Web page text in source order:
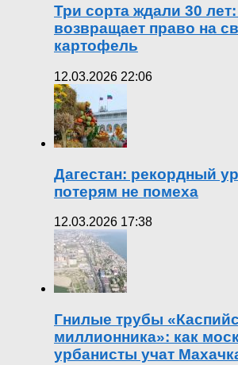
Три сорта ждали 30
возвращает право на
картофель
12.03.2026 22:06
Дагестан: рекордный
потерям не помеха
12.03.2026 17:38
Гнилые трубы
миллионника»: как
урбанисты учат